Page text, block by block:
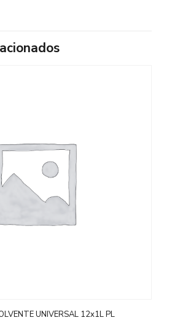
UNIVERSAL 12x1L PL